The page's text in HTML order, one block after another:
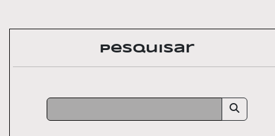
Pesquisar